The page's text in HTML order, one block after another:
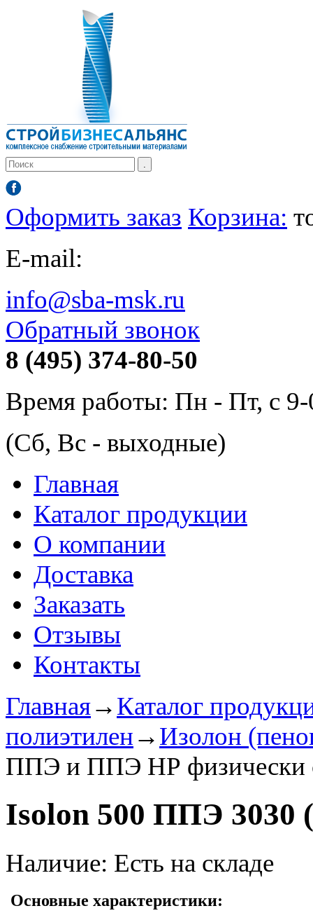
Оформить заказ Корзина:
E-mail:
info@sba-msk.ru
Обратный звонок
8 (495) 374-80-50
Время работы: Пн - Пт, с
(Сб, Вс - выходные)
Главная
Каталог продукции
О компании
Доставка
Заказать
Отзывы
Контакты
Главная→Каталог
полиэтилен→Изолон
ППЭ и ППЭ НР физически
Isolon 500 ППЭ
Наличие: Есть на складе
Основные характеристики: